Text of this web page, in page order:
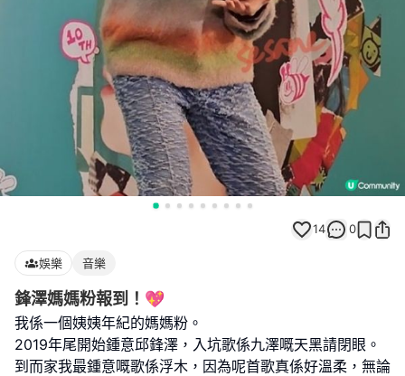
14 0
娛樂 音樂
鋒澤媽媽粉報到！💖
我係一個姨姨年紀的媽媽粉。
2019年尾開始鍾意邱鋒澤，入坑歌係九澤嘅天黑請閉眼。
到而家我最鍾意嘅歌係浮木，因為呢首歌真係好溫柔，無論